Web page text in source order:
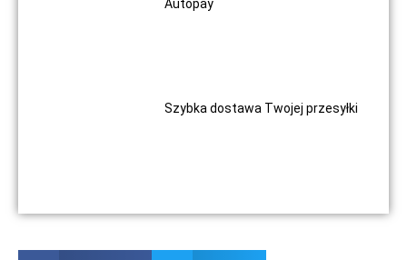
Autopay
Szybka dostawa Twojej przesyłki